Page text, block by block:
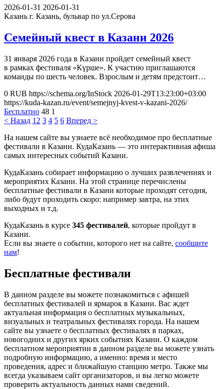
2026-01-31 2026-01-31
Казань г. Казань, бульвар по ул.Серова
Семейный квест в Казани 2026
31 января 2026 года в Казани пройдет семейный квест
в рамках фестиваля «Күрше». К участию приглашаются
команды по шесть человек. Взрослым и детям предстоит…
0 RUB https://schema.org/InStock 2026-01-29T13:23:00+03:00
https://kuda-kazan.ru/event/semejnyj-kvest-v-kazani-2026/
Бесплатно 48 1
< Назад 1 2 3 4 5 6 Вперед >
На нашем сайте вы узнаете всё необходимое про бесплатные
фестивали в Казани. КудаКазань — это интерактивная афиша
самых интересных событий Казани.
КудаКазань собирает информацию о лучших развлечениях и
мероприятих Казани. На этой странице перечислены
бесплатные фестивали в Казани которые проходят сегодня,
либо будут проходить скоро: например завтра, на этих
выходных и т.д.
КудаКазань в курсе 345 фестивалей, которые пройдут в
Казани.
Если вы знаете о событии, которого нет на сайте, сообщите
нам!
Бесплатные фестивали
В данном разделе вы можете познакомиться с афишей
бесплатных фестивалей и ярмарок в Казани. Вас ждет
актуальная информация о бесплатных музыкальных,
визуальных и театральных фестивалях города. На нашем
сайте вы узнаете о бесплатных фестивалях в парках,
новогодних и других ярких событиях Казани. О каждом
бесплатном мероприятии в данном разделе вы можете узнать
подробную информацию, а именно: время и место
проведения, адрес и ближайшую станцию метро. Также мы
всегда указываем сайт организаторов, и вы легко можете
проверить актуальность данных нами сведений.